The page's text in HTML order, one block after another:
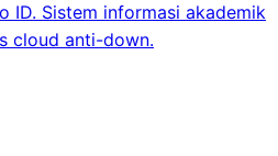
ID. Sistem informasi akademik
cloud anti-down.